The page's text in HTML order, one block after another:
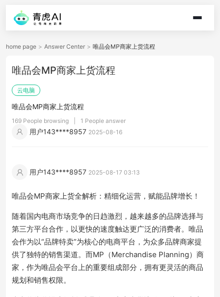
home page > Answer Center > 唯品会MP商家上货流程
唯品会MP商家上货流程
云电脑
唯品会MP商家上货流程
169 People browsing 1 People answer
用户143****8957 2025-08-16
用户143****8957 2025-08-17 03:13
唯品会MP商家上货全解析：精细化运营，赋能品牌增长！
随着国内电商市场竞争的日趋激烈，越来越多的品牌选择与
第三方平台合作，以更快的速度触达更广泛的消费者。唯品
会作为以“品牌特卖”为核心的电商平台，为众多品牌商家提
供了独特的销售渠道。而MP（Merchandise Planning）商
家，作为唯品会平台上的重要组成部分，拥有更灵活的商品
规划和销售权限。